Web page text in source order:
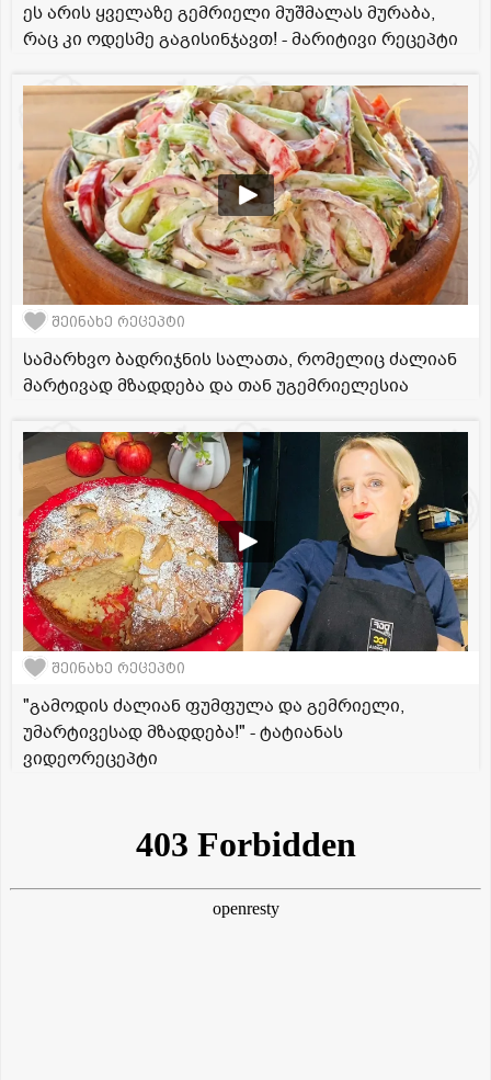
ეს არის ყველაზე გემრიელი მუშმალას მურაბა,
რაც კი ოდესმე გაგისინჯავთ! - მარიტივი რეცეპტი
შეინახე რეცეპტი
სამარხვო ბადრიჯნის სალათა, რომელიც ძალიან
მარტივად მზადდება და თან უგემრიელესია
შეინახე რეცეპტი
"გამოდის ძალიან ფუმფულა და გემრიელი,
უმარტივესად მზადდება!" - ტატიანას
ვიდეორეცეპტი